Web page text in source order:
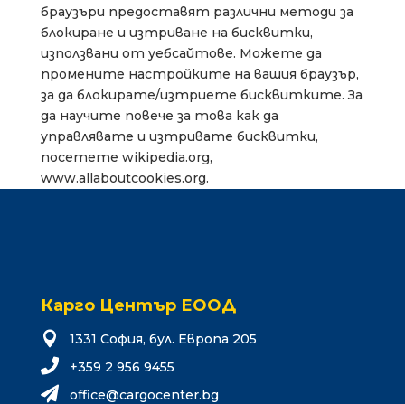
браузъри предоставят различни методи за
блокиране и изтриване на бисквитки,
използвани от уебсайтове. Можете да
промените настройките на вашия браузър,
за да блокирате/изтриете бисквитките. За
да научите повече за това как да
управлявате и изтривате бисквитки,
посетете wikipedia.org,
www.allaboutcookies.org.
Карго Център ЕООД
 1331 София, бул. Европа 205
 +359 2 956 9455
 gb.re
tneco
grac@
eciff
o